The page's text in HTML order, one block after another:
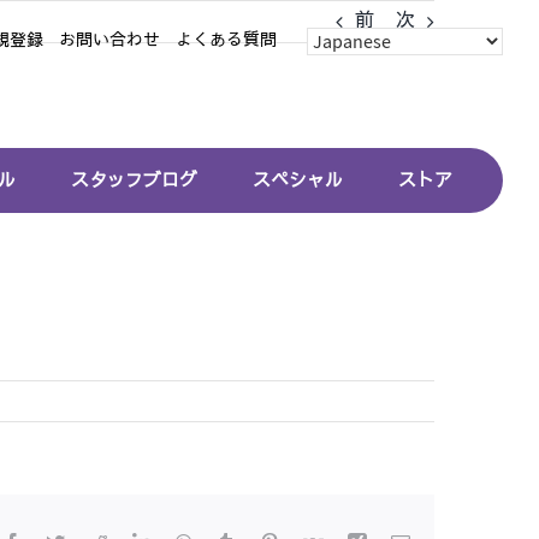
登録 お問い合わせ よくある質問
スタッフブログ スペシャル ストア
前 次